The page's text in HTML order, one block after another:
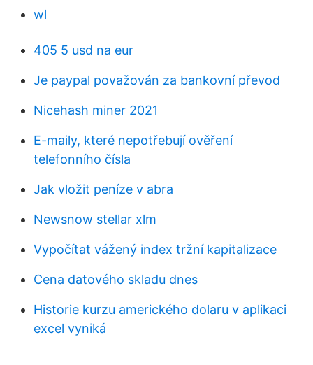
wl
405 5 usd na eur
Je paypal považován za bankovní převod
Nicehash miner 2021
E-maily, které nepotřebují ověření
telefonního čísla
Jak vložit peníze v abra
Newsnow stellar xlm
Vypočítat vážený index tržní kapitalizace
Cena datového skladu dnes
Historie kurzu amerického dolaru v aplikaci
excel vyniká